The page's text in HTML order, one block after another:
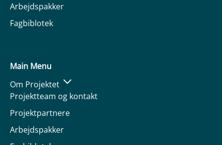
Arbejdspakker
Fagbiblotek
Main Menu
Om Projektet
Projektteam og kontakt
Projektpartnere
Arbejdspakker